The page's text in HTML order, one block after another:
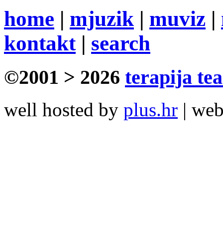
home | mjuzik | muviz |
kontakt| search
©2001 > 2026 terapija
well hosted by plus.hr |